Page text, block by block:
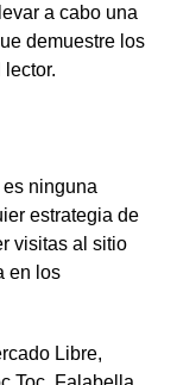
a cabo una
demuestre los
ninguna
estrategia de
visitas al sitio
en los
Libre,